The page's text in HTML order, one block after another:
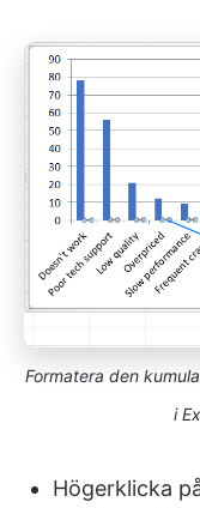
Formatera den
i
Högerklicka